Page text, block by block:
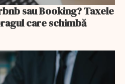
sau Booking? Taxele
care schimbă